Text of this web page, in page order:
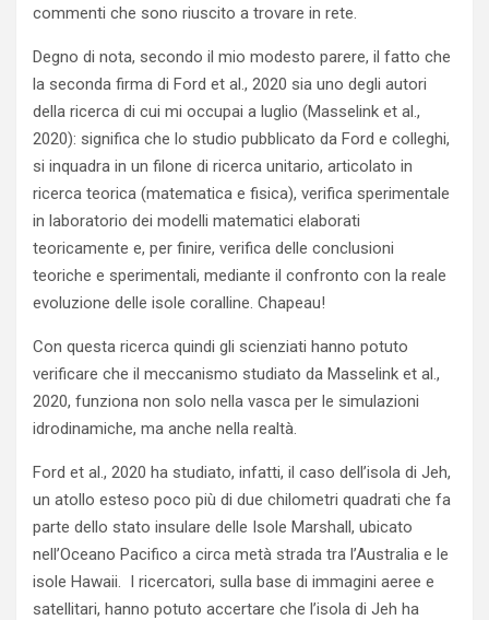
commenti che sono riuscito a trovare in rete.
Degno di nota, secondo il mio modesto parere, il fatto che
la seconda firma di Ford et al., 2020 sia uno degli autori
della ricerca di cui mi occupai a luglio (Masselink et al.,
2020): significa che lo studio pubblicato da Ford e colleghi,
si inquadra in un filone di ricerca unitario, articolato in
ricerca teorica (matematica e fisica), verifica sperimentale
in laboratorio dei modelli matematici elaborati
teoricamente e, per finire, verifica delle conclusioni
teoriche e sperimentali, mediante il confronto con la reale
evoluzione delle isole coralline. Chapeau!
Con questa ricerca quindi gli scienziati hanno potuto
verificare che il meccanismo studiato da Masselink et al.,
2020, funziona non solo nella vasca per le simulazioni
idrodinamiche, ma anche nella realtà.
Ford et al., 2020 ha studiato, infatti, il caso dell’isola di Jeh,
un atollo esteso poco più di due chilometri quadrati che fa
parte dello stato insulare delle Isole Marshall, ubicato
nell’Oceano Pacifico a circa metà strada tra l’Australia e le
isole Hawaii. I ricercatori, sulla base di immagini aeree e
satellitari, hanno potuto accertare che l’isola di Jeh ha